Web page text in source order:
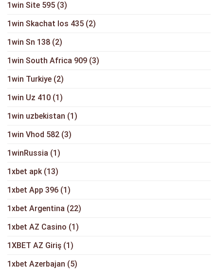
1win Site 595 (3)
1win Skachat Ios 435 (2)
1win Sn 138 (2)
1win South Africa 909 (3)
1win Turkiye (2)
1win Uz 410 (1)
1win uzbekistan (1)
1win Vhod 582 (3)
1winRussia (1)
1xbet apk (13)
1xbet App 396 (1)
1xbet Argentina (22)
1xbet AZ Casino (1)
1XBET AZ Giriş (1)
1xbet Azerbajan (5)